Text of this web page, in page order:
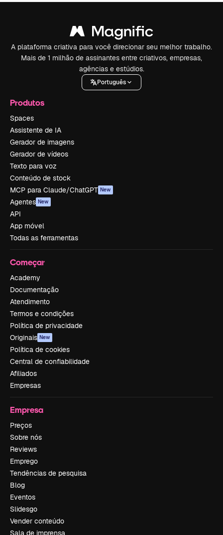
A plataforma criativa para você direcionar seu melhor trabalho.
Mais de 1 milhão de assinantes entre criativos, empresas,
agências e estúdios.
Português
Produtos
Spaces
Assistente de IA
Gerador de imagens
Gerador de vídeos
Texto para voz
Conteúdo de stock
MCP para Claude/ChatGPT New
Agentes New
API
App móvel
Todas as ferramentas
Começar
Academy
Documentação
Atendimento
Termos e condições
Política de privacidade
Originais New
Política de cookies
Central de confiabilidade
Afiliados
Empresas
Empresa
Preços
Sobre nós
Reviews
Emprego
Tendências de pesquisa
Blog
Eventos
Slidesgo
Vender conteúdo
Sala de imprensa